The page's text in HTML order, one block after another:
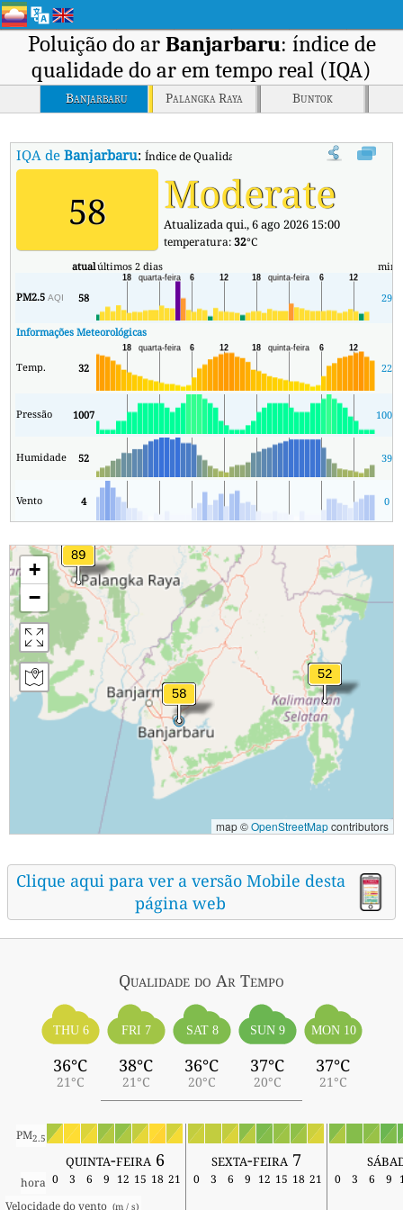
Poluição do ar Banjarbaru: índice de
qualidade do ar em tempo real (IQA)
Banjarbaru Palangka Raya Buntok
IQA deBanjarbaru:Índice de Qualidade do Ar (IQA) em tempo real
58 Moderate
Atualizada qui., 6 ago 2026 15:00
temperatura:32°C
atualúltimos 2 dias min
PM2.5AQI 58 29
Informações Meteorológicas
Temp. 32 22
Pressão 1007 1007
Humidade 52 39
Vento 4 0
+
−
map ©OpenStreetMapcontributors
Clique aqui para ver a versão Mobile desta
página web
Qualidade do Ar Tempo
THU 6
36°C
21°C
FRI 7
38°C
21°C
SAT 8
36°C
20°C
SUN 9
37°C
20°C
MON 10
37°C
21°C
PM2.5
quinta-feira 6 sexta-feira 7
hora 0 3 6 9 12 15 18 21 0 3 6 9 12 15 18 21 0 3 6 9
Velocidade do vento (m / s)